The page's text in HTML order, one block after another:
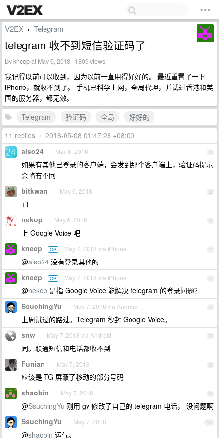
V2EX › Telegram
telegram 收不到短信验证码了
Bykneepat May 6, 2018 · 1809 views
我记得以前可以收到，因为以前一直用得好好的。 最近重置了一下
iPhone，就收不到了。 手机已科学上网，全局代理，并试过香港和美
国的服务器，都无效。
Telegram
验证码 全局
好好的
11 replies • 2018-05-08 01:47:28 +08:00
1
also24 May 6, 2018
如果有其他已登录的客户端，会发到那个客户端上，验证码提示
会略有不同
2
bitkwan May 6, 2018
+1
3
nekop May 6, 2018
上 Google Voice 吧
4
kneep OP May 7, 2018 via iPhone
@also24 没有登录其他的
5
kneep OP May 7, 2018 via iPhone
@nekop 是指 Google Voice 能解决 telegram 的登录问题？
6
SsuchingYu May 7, 2018 via Android
上周试过的路过。Telegram 秒封 Google Voice。
7
snw May 7, 2018 via Android
同。联通短信和电话都收不到
8
Funian May 7, 2018
应该是 TG 屏蔽了移动的部分号码
9
shaobin May 7, 2018
@SsuchingYu 刚用 gv 修改了自己的 telegram 电话， 没问题啊
10
SsuchingYu May 7, 2018
@shaobin 运气。